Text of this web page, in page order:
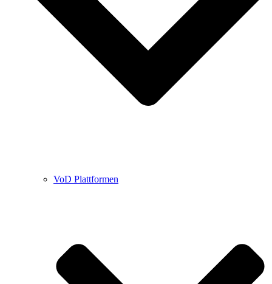
VoD Plattformen